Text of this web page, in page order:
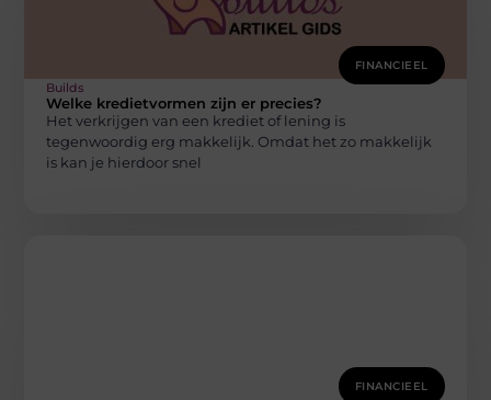
FINANCIEEL
Builds
Welke kredietvormen zijn er precies?
Het verkrijgen van een krediet of lening is
tegenwoordig erg makkelijk. Omdat het zo makkelijk
is kan je hierdoor snel
FINANCIEEL